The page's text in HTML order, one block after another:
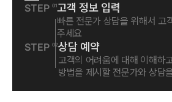
STEP 01고객 정보 입력
빠른 전문가 상담을 위해서 고
주세요
STEP 02상담 예약
고객의 어려움에 대해 이해하
방법을 제시할 전문가와 상담